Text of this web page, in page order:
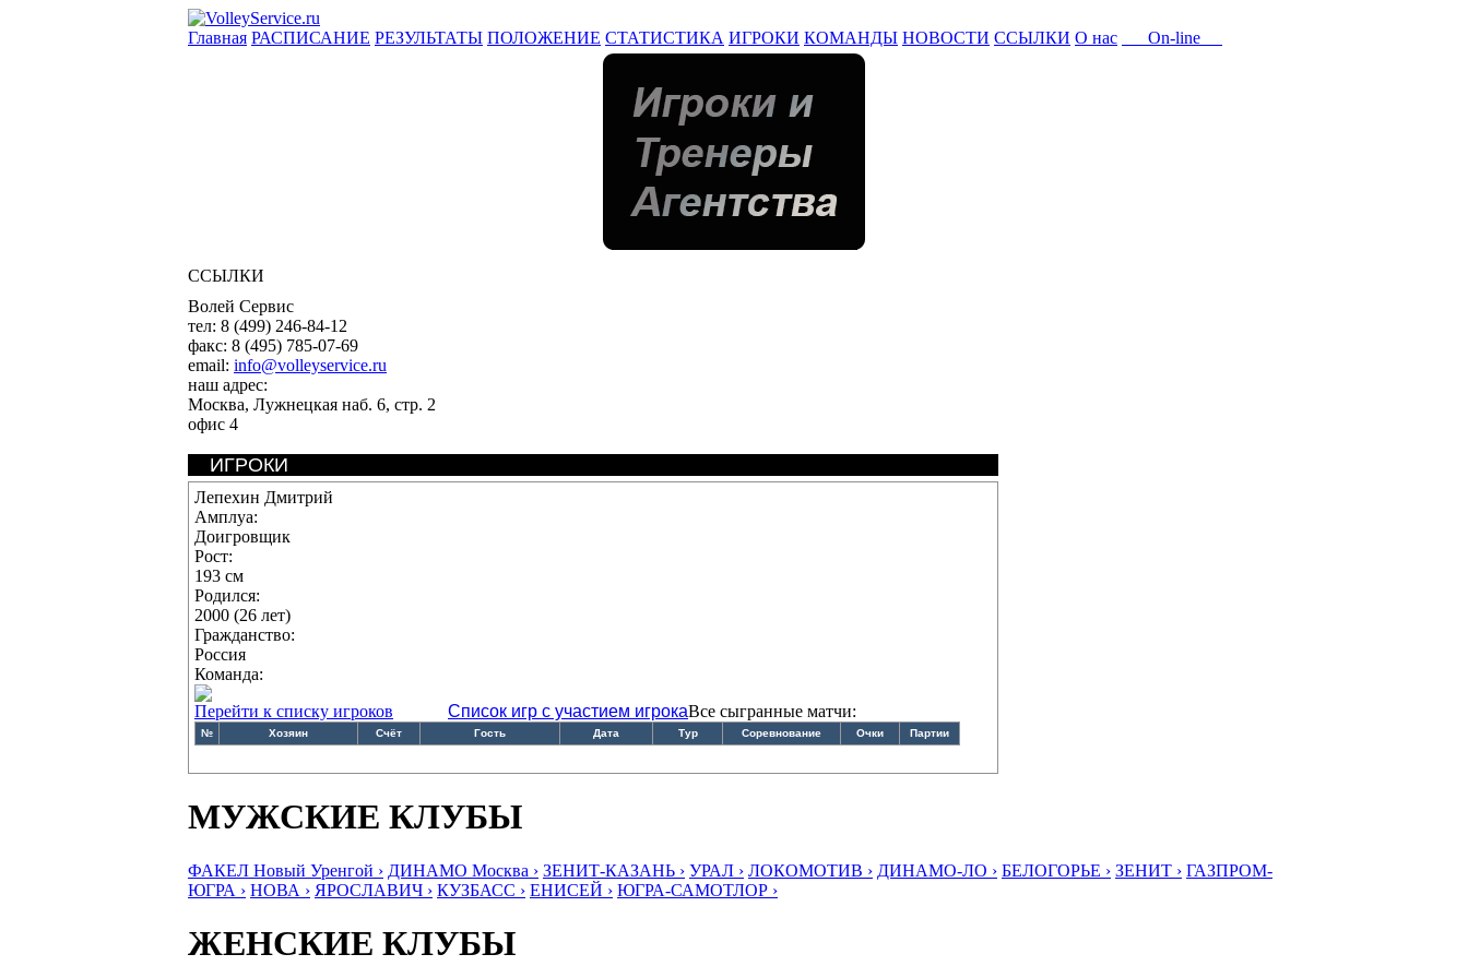
Главная РАСПИСАНИЕ РЕЗУЛЬТАТЫ ПОЛОЖЕНИЕ СТАТИСТИКА ИГРОКИ КОМАНДЫ НОВОСТИ ССЫЛКИ О нас On-line
ССЫЛКИ
Волей Сервис
тел: 8 (499) 246-84-12
факс: 8 (495) 785-07-69
email: info@volleyservice.ru
наш адрес:
Москва, Лужнецкая наб. 6, стр. 2
офис 4
ИГРОКИ
Лепехин Дмитрий
Амплуа:
Доигровщик
Рост:
193 см
Родился:
2000 (26 лет)
Гражданство:
Россия
Команда:
Перейти к списку игроков
Список игр с участием игрокаВсе сыгранные матчи:
№ Хозяин Счёт Гость Дата Тур Соревнование Очки Партии
МУЖСКИЕ КЛУБЫ
ФАКЕЛ Новый Уренгой › ДИНАМО Москва › ЗЕНИТ-КАЗАНЬ › УРАЛ › ЛОКОМОТИВ › ДИНАМО-ЛО › БЕЛОГОРЬЕ › ЗЕНИТ › ГАЗПРОМ-
ЮГРА › НОВА › ЯРОСЛАВИЧ › КУЗБАСС › ЕНИСЕЙ › ЮГРА-САМОТЛОР ›
ЖЕНСКИЕ КЛУБЫ